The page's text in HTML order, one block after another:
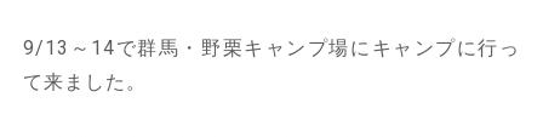
9/13～14で群馬・野栗キャンプ場にキャンプに行っ
て来ました。